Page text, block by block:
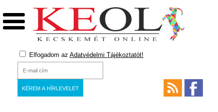
Elfogadom az Adatvédelmi Tájékoztatót!